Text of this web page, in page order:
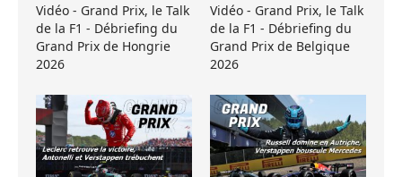
Vidéo - Grand Prix, le Talk
de la F1 - Débriefing du
Grand Prix de Hongrie
2026
Vidéo - Grand Prix, le Talk
de la F1 - Débriefing du
Grand Prix de Belgique
2026